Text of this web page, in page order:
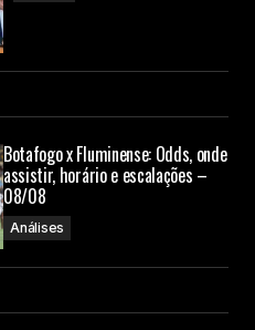
Botafogo x Fluminense: Odds, onde
assistir, horário e escalações –
08/08
Análises